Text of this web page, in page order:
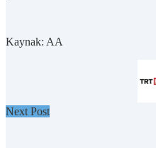
Kaynak: AA
Next Post